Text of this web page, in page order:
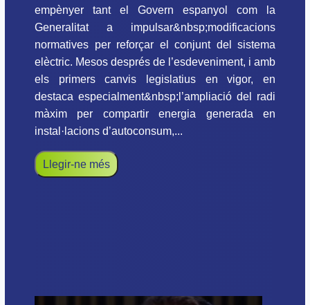
empènyer tant el Govern espanyol com la
Generalitat a impulsar&nbsp;modificacions
normatives per reforçar el conjunt del sistema
elèctric. Mesos després de l’esdeveniment, i amb
els primers canvis legislatius en vigor, en
destaca especialment&nbsp;l’ampliació del radi
màxim per compartir energia generada en
instal·lacions d’autoconsum,...
Llegir-ne més